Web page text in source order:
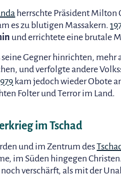
herrschte Präsident Milton
es zu blutigen Massakern.
und errichtete eine brutale
seine Gegner hinrichten, mehr
und verfolgte andere
kam jedoch wieder Obote
Folter und Terror im Land.
im Tschad
und im Zentrum des
im Süden hingegen
verschärft, als mit der